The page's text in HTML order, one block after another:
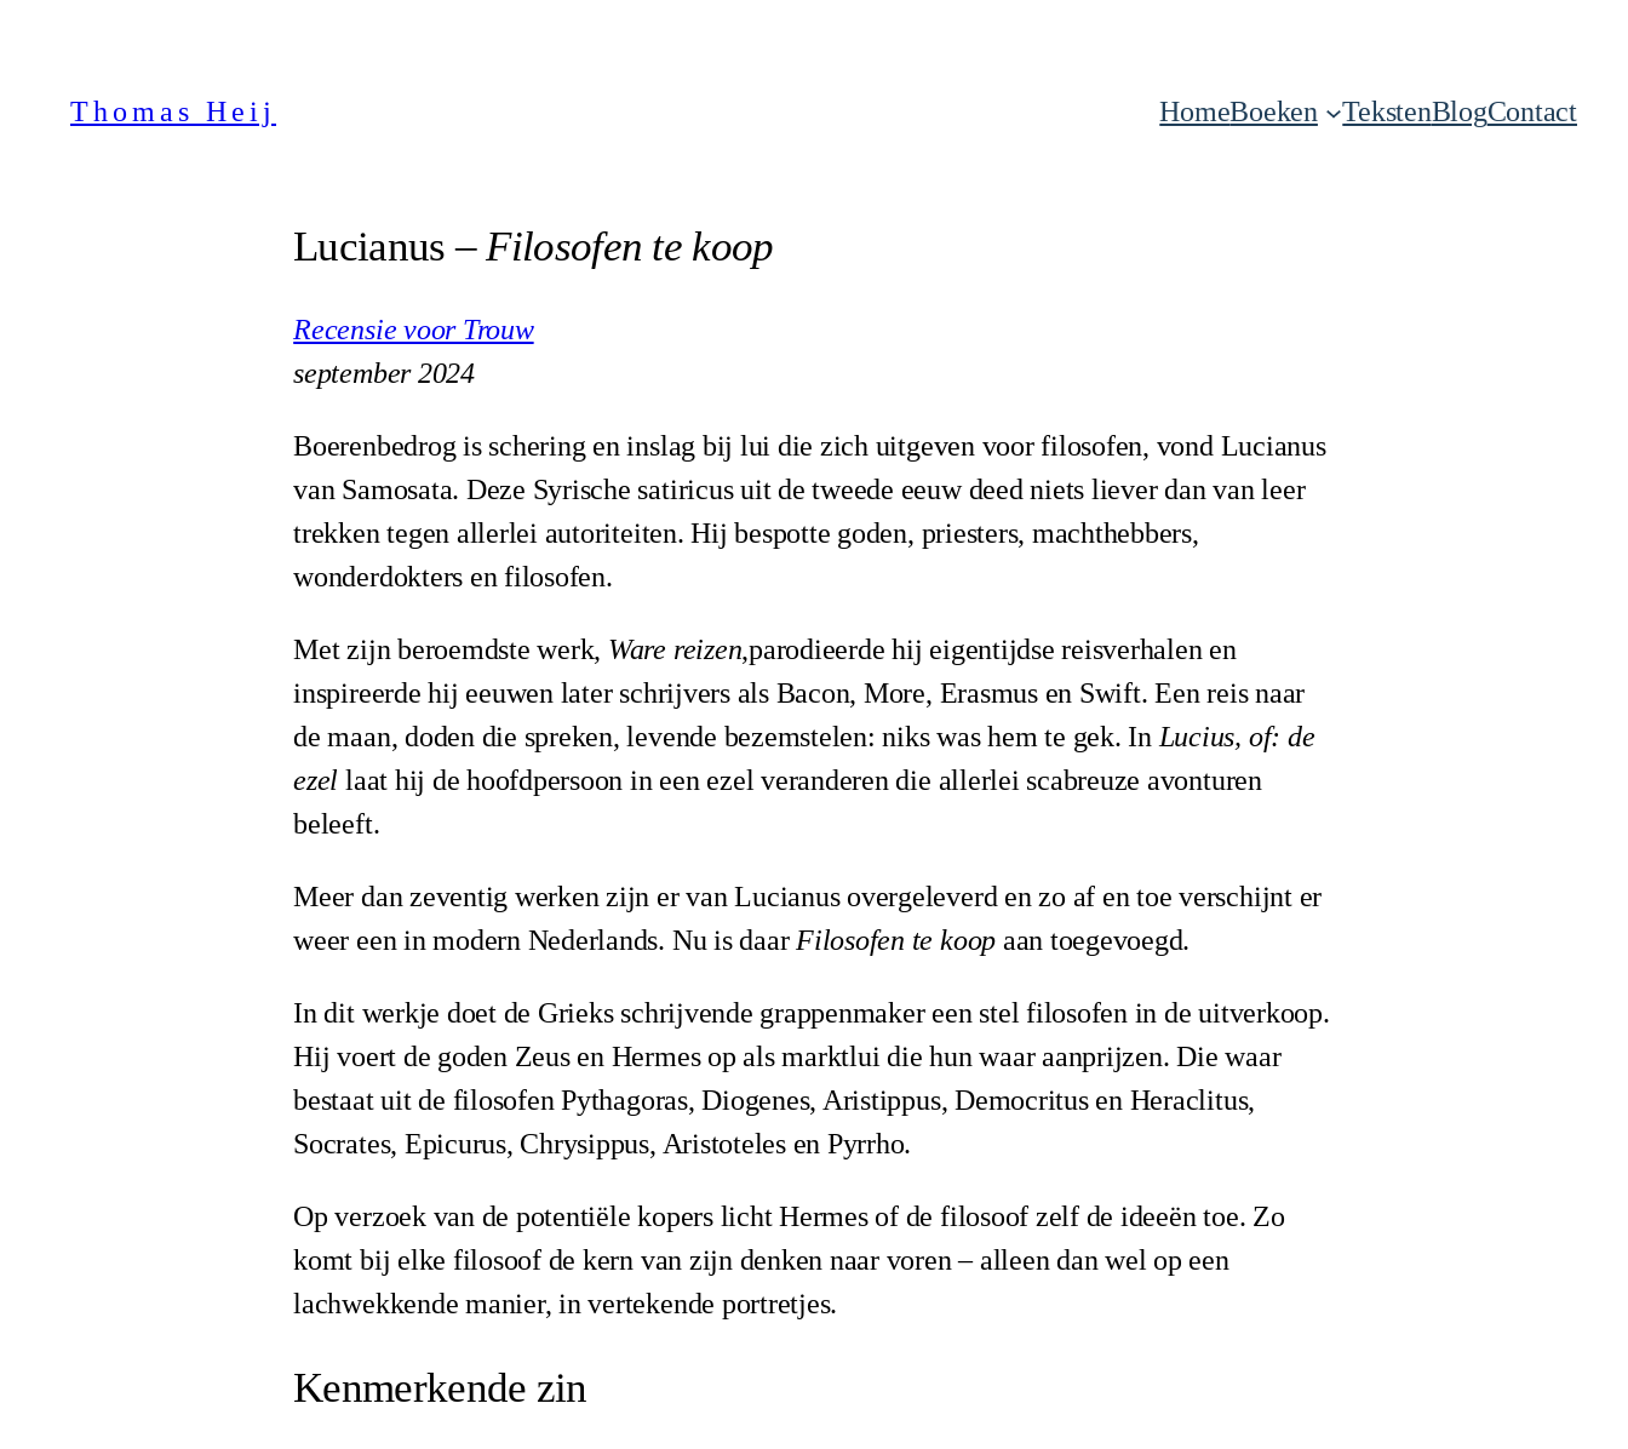
Thomas Heij HomeBoeken TekstenBlogContact
Lucianus –Filosofen te koop
Recensie voor Trouw
september 2024
Boerenbedrog is schering en inslag bij lui die zich uitgeven voor filosofen, vond Lucianus
van Samosata. Deze Syrische satiricus uit de tweede eeuw deed niets liever dan van leer
trekken tegen allerlei autoriteiten. Hij bespotte goden, priesters, machthebbers,
wonderdokters en filosofen.
Met zijn beroemdste werk, Ware reizen,parodieerde hij eigentijdse reisverhalen en
inspireerde hij eeuwen later schrijvers als Bacon, More, Erasmus en Swift. Een reis naar
de maan, doden die spreken, levende bezemstelen: niks was hem te gek. InLucius, of: de
ezel laat hij de hoofdpersoon in een ezel veranderen die allerlei scabreuze avonturen
beleeft.
Meer dan zeventig werken zijn er van Lucianus overgeleverd en zo af en toe verschijnt er
weer een in modern Nederlands. Nu is daarFilosofen te koop aan toegevoegd.
In dit werkje doet de Grieks schrijvende grappenmaker een stel filosofen in de uitverkoop.
Hij voert de goden Zeus en Hermes op als marktlui die hun waar aanprijzen. Die waar
bestaat uit de filosofen Pythagoras, Diogenes, Aristippus, Democritus en Heraclitus,
Socrates, Epicurus, Chrysippus, Aristoteles en Pyrrho.
Op verzoek van de potentiële kopers licht Hermes of de filosoof zelf de ideeën toe. Zo
komt bij elke filosoof de kern van zijn denken naar voren – alleen dan wel op een
lachwekkende manier, in vertekende portretjes.
Kenmerkende zin